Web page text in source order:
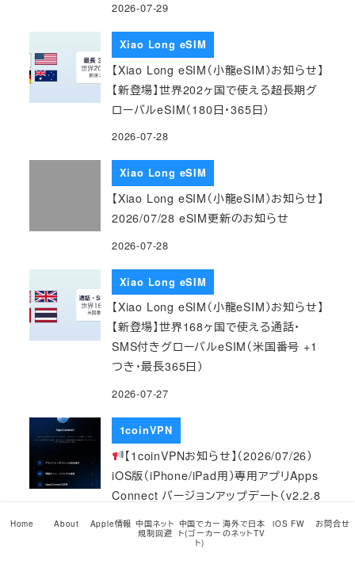
2026-07-29
Xiao Long eSIM
【Xiao Long eSIM（小龍eSIM）お知らせ】
【新登場】世界202ヶ国で使える超長期グ
ローバルeSIM（180日・365日）
2026-07-28
Xiao Long eSIM
【Xiao Long eSIM（小龍eSIM）お知らせ】
2026/07/28 eSIM更新のお知らせ
2026-07-28
Xiao Long eSIM
【Xiao Long eSIM（小龍eSIM）お知らせ】
【新登場】世界168ヶ国で使える通話・
SMS付きグローバルeSIM（米国番号 +1
つき・最長365日）
2026-07-27
1coinVPN
【1coinVPNお知らせ】（2026/07/26）
iOS版（iPhone/iPad用）専用アプリApps
Connect バージョンアップデート（v2.2.8
2026-07-26
Home About Apple情報 中国ネット
規制回避
中国でカー
ト(ゴーカー
ト)
海外で日本
のネットTV
iOS FW お問合せ